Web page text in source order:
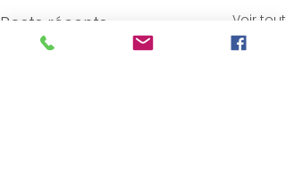
Posts récents Voir tout